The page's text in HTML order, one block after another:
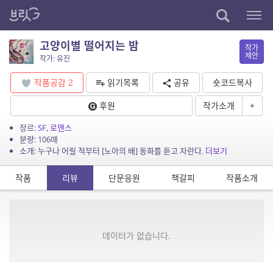
고양이별 떨어지는 밤
작가: 유진
작가
제안
작품공감 2 읽기목록 공유
숏코드복사
후원
작가소개 +
장르:SF,로맨스
분량: 106매
소개: 누구나 어릴 적부터 [노아의 배] 동화를 듣고 자란다. 더보기
작품 리뷰 단문응원 책갈피 작품소개
데이터가 없습니다.